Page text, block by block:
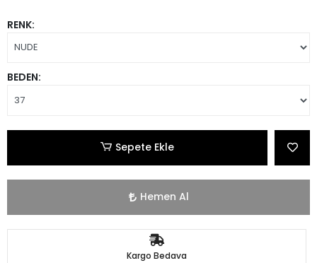
RENK:
BEDEN:
Sepete Ekle
Hemen Al
Kargo Bedava